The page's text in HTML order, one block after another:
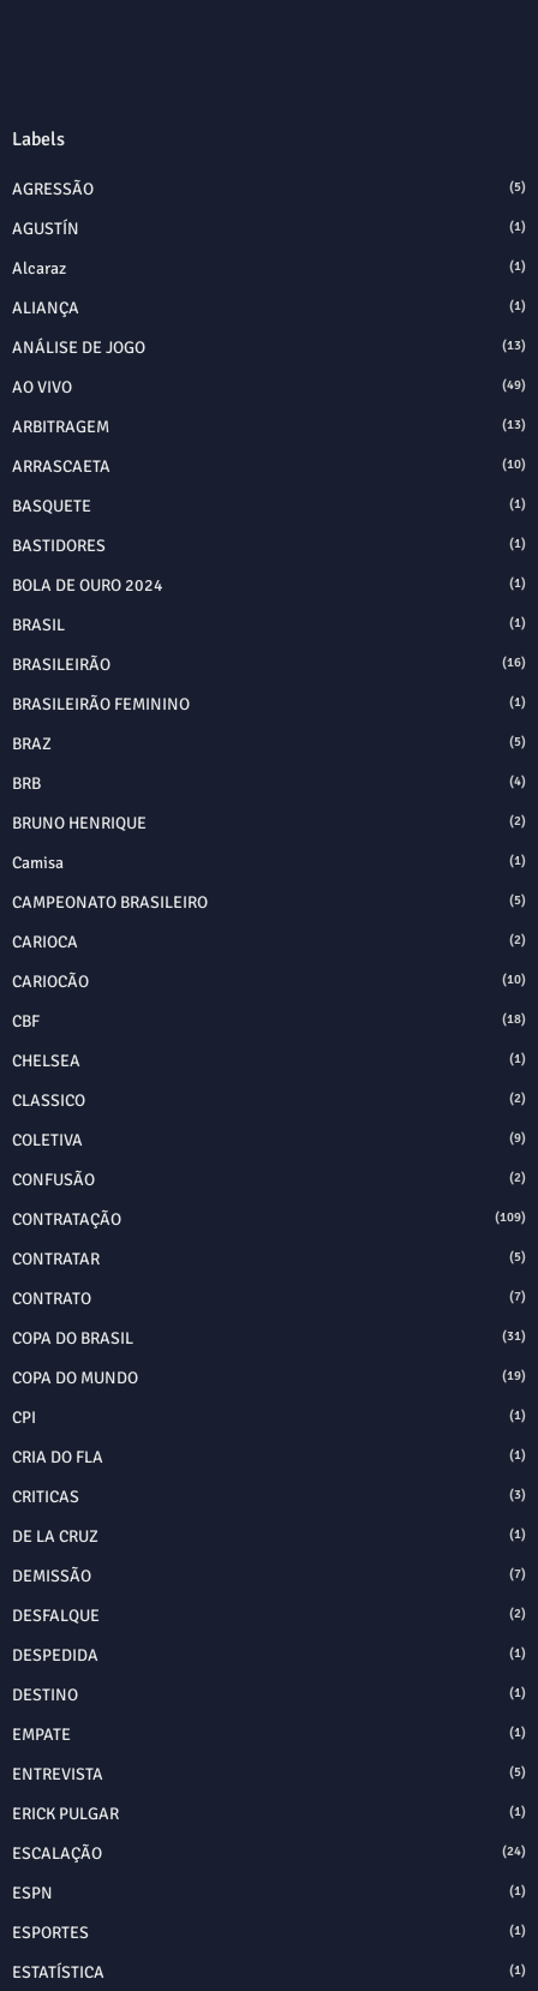
Labels
AGRESSÃO (5)
AGUSTÍN (1)
Alcaraz (1)
ALIANÇA (1)
ANÁLISE DE JOGO (13)
AO VIVO (49)
ARBITRAGEM (13)
ARRASCAETA (10)
BASQUETE (1)
BASTIDORES (1)
BOLA DE OURO 2024 (1)
BRASIL (1)
BRASILEIRÃO (16)
BRASILEIRÃO FEMININO (1)
BRAZ (5)
BRB (4)
BRUNO HENRIQUE (2)
Camisa (1)
CAMPEONATO BRASILEIRO (5)
CARIOCA (2)
CARIOCÃO (10)
CBF (18)
CHELSEA (1)
CLASSICO (2)
COLETIVA (9)
CONFUSÃO (2)
CONTRATAÇÃO (109)
CONTRATAR (5)
CONTRATO (7)
COPA DO BRASIL (31)
COPA DO MUNDO (19)
CPI (1)
CRIA DO FLA (1)
CRITICAS (3)
DE LA CRUZ (1)
DEMISSÃO (7)
DESFALQUE (2)
DESPEDIDA (1)
DESTINO (1)
EMPATE (1)
ENTREVISTA (5)
ERICK PULGAR (1)
ESCALAÇÃO (24)
ESPN (1)
ESPORTES (1)
ESTATÍSTICA (1)